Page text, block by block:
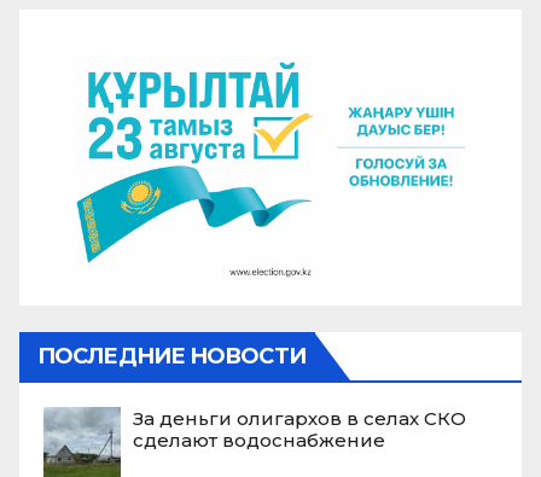
ПОСЛЕДНИЕ НОВОСТИ
За деньги олигархов в селах СКО
сделают водоснабжение